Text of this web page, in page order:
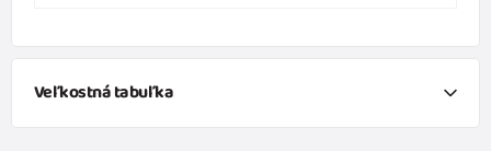
Veľkostná tabuľka